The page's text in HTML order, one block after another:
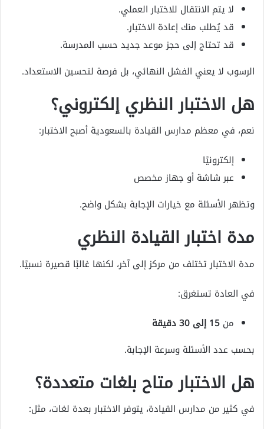
لا يتم الانتقال للاختبار العملي.
قد يُطلب منك إعادة الاختبار.
قد تحتاج إلى حجز موعد جديد حسب المدرسة.
الرسوب لا يعني الفشل النهائي، بل فرصة لتحسين الاستعداد.
هل الاختبار النظري إلكتروني؟
نعم، في معظم مدارس القيادة بالسعودية أصبح الاختبار:
إلكترونيًا
عبر شاشة أو جهاز مخصص
وتظهر الأسئلة مع خيارات الإجابة بشكل واضح.
مدة اختبار القيادة النظري
مدة الاختبار تختلف من مركز إلى آخر، لكنها غالبًا قصيرة نسبيًا.
في العادة تستغرق:
من 15 إلى 30 دقيقة
بحسب عدد الأسئلة وسرعة الإجابة.
هل الاختبار متاح بلغات متعددة؟
في كثير من مدارس القيادة، يتوفر الاختبار بعدة لغات، مثل: